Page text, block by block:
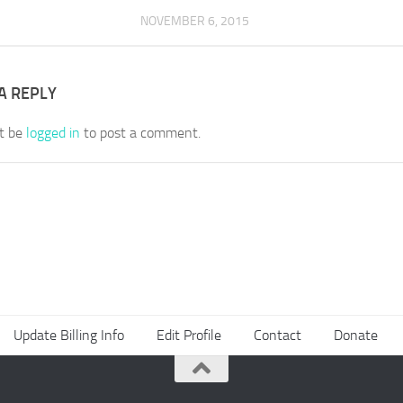
NOVEMBER 6, 2015
REPLY
be logged in to post a comment.
Update Billing Info Edit Profile Contact Donate